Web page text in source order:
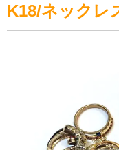
K18/ネックレ